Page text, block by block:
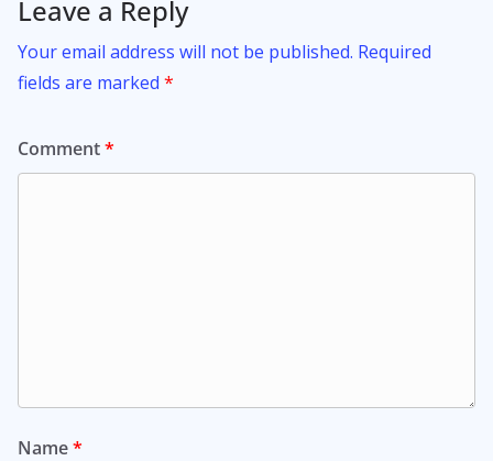
Leave a Reply
Your email address will not be published. Required
fields are marked *
Comment*
Name*